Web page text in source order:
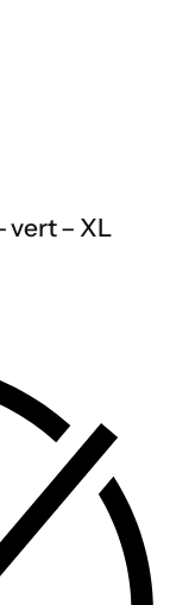
vert – XL